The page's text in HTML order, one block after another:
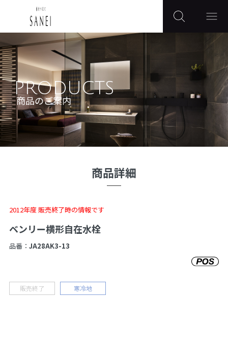
PRODUCTS
商品のご案内
商品詳細
2012年度 販売終了時の情報です
ベンリー横形自在水栓
品番： JA28AK3-13
販売終了 寒冷地